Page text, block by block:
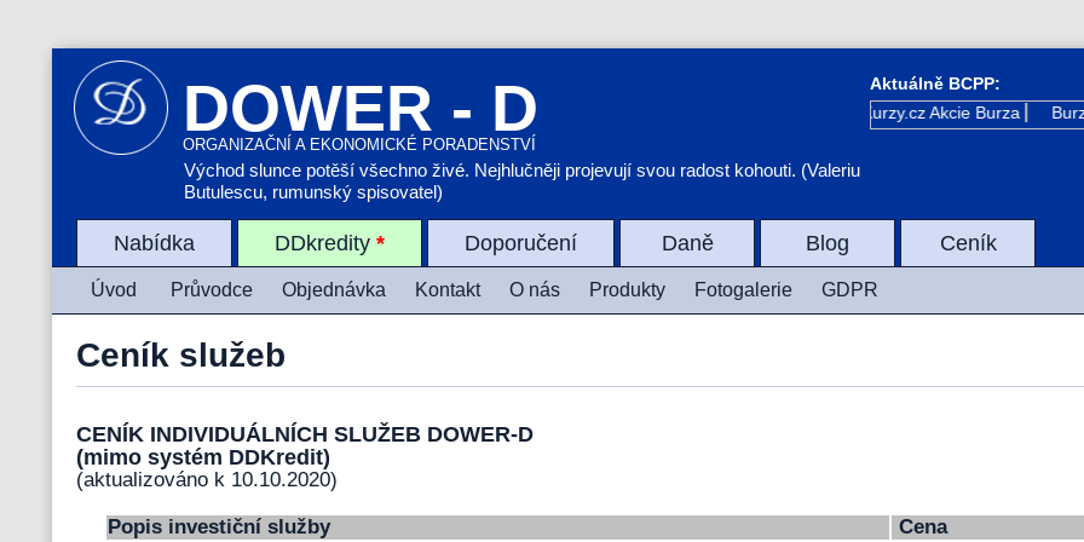
DOWER - D
ORGANIZAČNÍ A EKONOMICKÉ PORADENSTVÍ
Východ slunce potěší všechno živé. Nejhlučněji projevují svou radost kohouti. (Valeriu
Butulescu, rumunský spisovatel)
Aktuálně BCPP:
Kurzy.cz Akcie Burza
Nabídka DDkredity * Doporučení Daně Blog Ceník
Úvod Průvodce Objednávka Kontakt O nás Produkty Fotogalerie GDPR
Ceník služeb
CENÍK INDIVIDUÁLNÍCH SLUŽEB DOWER-D
(mimo systém DDKredit)
(aktualizováno k 10.10.2020)
Popis investiční služby Cena